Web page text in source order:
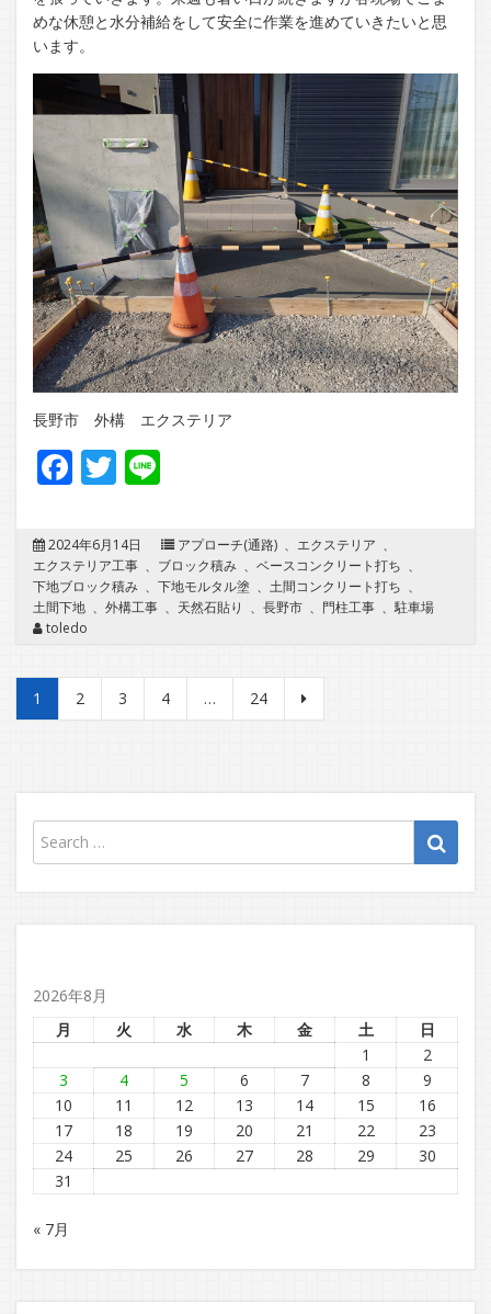
めな休憩と水分補給をして安全に作業を進めていきたいと思
います。
長野市 外構 エクステリア
Facebook
Twitter
2024年6月14日 アプローチ(通路) 、 エクステリア 、
エクステリア工事 、 ブロック積み 、 ベースコンクリート打ち 、
下地ブロック積み 、 下地モルタル塗 、 土間コンクリート打ち 、
土間下地 、 外構工事 、 天然石貼り 、 長野市 、 門柱工事 、駐車場
toledo
投
稿
ペ
ー
ジ
送
1 2 3 4 … 24
2026年8月
月
火 水 木 金 土
日
1
2
3
4 5 6 7 8
9
10
11 12 13 14 15
16
17
18 19 20 21 22
23
24
25 26 27 28 29
30
31
« 7月